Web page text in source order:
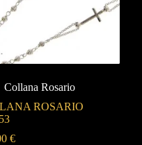
Collana Rosario
ROSARIO
€